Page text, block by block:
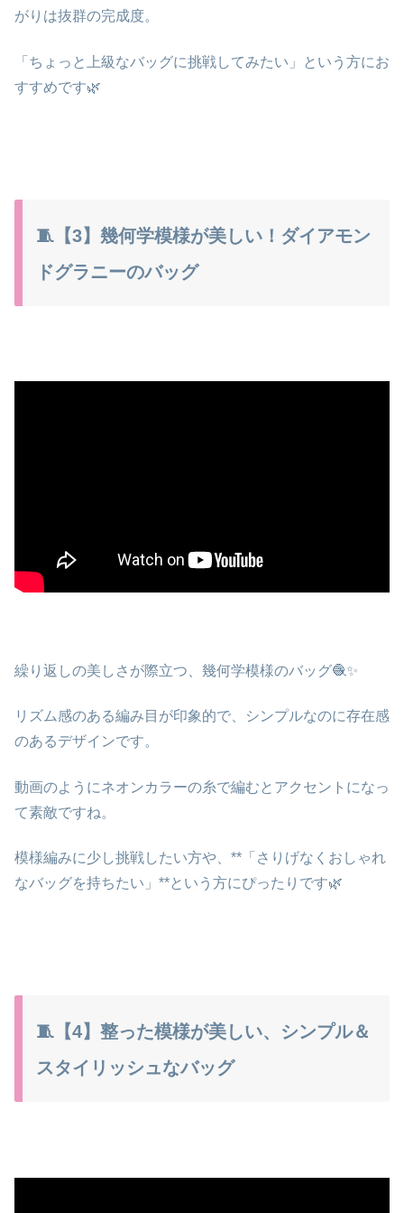
がりは抜群の完成度。
「ちょっと上級なバッグに挑戦してみたい」という方にお
すすめです🌿
🧵【3】幾何学模様が美しい！ダイアモン
ドグラニーのバッグ
繰り返しの美しさが際立つ、幾何学模様のバッグ🧶✨
リズム感のある編み目が印象的で、
シンプルなのに存在感
のあるデザインです。
動画のようにネオンカラーの糸で編むとアクセントになっ
て素敵ですね。
模様編みに少し挑戦したい方や、**「さりげなくおしゃれ
なバッグを持ちたい」**という方にぴったりです🌿
🧵【4】整った模様が美しい、シンプル＆
スタイリッシュなバッグ